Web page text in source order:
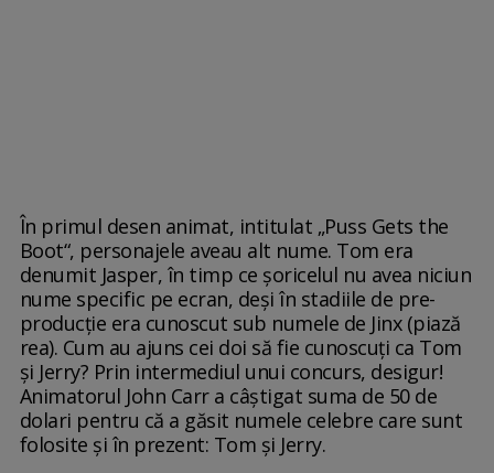
În primul desen animat, intitulat „Puss Gets the
Boot“, personajele aveau alt nume. Tom era
denumit Jasper, în timp ce șoricelul nu avea niciun
nume specific pe ecran, deși în stadiile de pre-
producție era cunoscut sub numele de Jinx (piază
rea). Cum au ajuns cei doi să fie cunoscuți ca Tom
și Jerry? Prin intermediul unui concurs, desigur!
Animatorul John Carr a câștigat suma de 50 de
dolari pentru că a găsit numele celebre care sunt
folosite și în prezent: Tom și Jerry.